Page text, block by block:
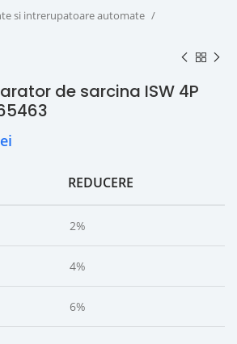
si intrerupatoare automate
de sarcina ISW 4P
REDUCERE
2%
4%
6%